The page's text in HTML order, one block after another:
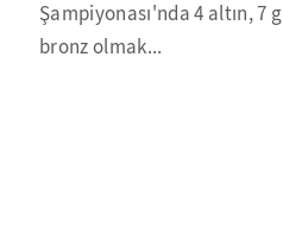
Şampiyonası'nda 4 altın, 7
bronz olmak...